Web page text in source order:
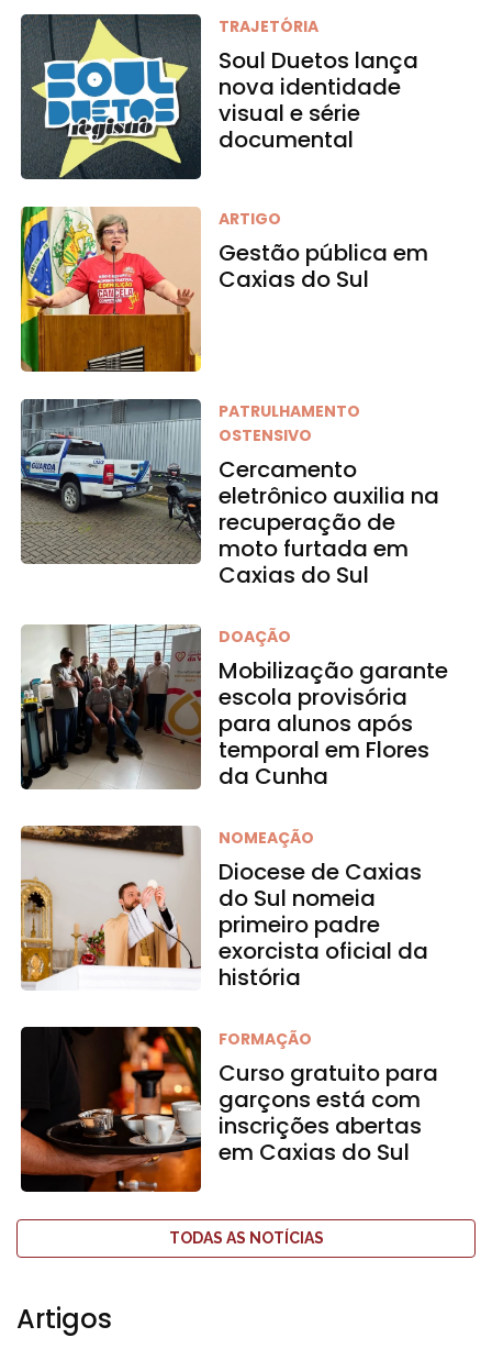
TRAJETÓRIA
Soul Duetos lança
nova identidade
visual e série
documental
ARTIGO
Gestão pública em
Caxias do Sul
PATRULHAMENTO
OSTENSIVO
Cercamento
eletrônico auxilia na
recuperação de
moto furtada em
Caxias do Sul
DOAÇÃO
Mobilização garante
escola provisória
para alunos após
temporal em Flores
da Cunha
NOMEAÇÃO
Diocese de Caxias
do Sul nomeia
primeiro padre
exorcista oficial da
história
FORMAÇÃO
Curso gratuito para
garçons está com
inscrições abertas
em Caxias do Sul
TODAS AS NOTÍCIAS
Artigos